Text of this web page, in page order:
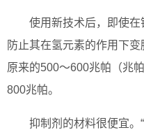
使用新技术后，即使
防止其在氢元素的作用下
原来的500～600兆帕（兆
800兆帕。
抑制剂的材料很便宜。